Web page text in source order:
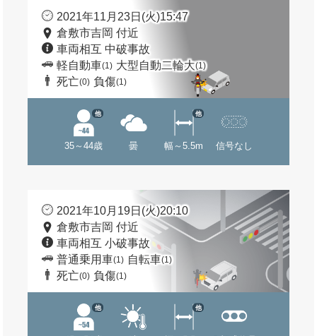
2021年11月23日(火)15:47
倉敷市吉岡 付近
車両相互 中破事故
軽自動車(1) 大型自動二輪大(1)
死亡(0) 負傷(1)
35～44歳
他
曇 幅～5.5m
他
信号なし
2021年10月19日(火)20:10
倉敷市吉岡 付近
車両相互 小破事故
普通乗用車(1) 自転車(1)
死亡(0) 負傷(1)
他 他